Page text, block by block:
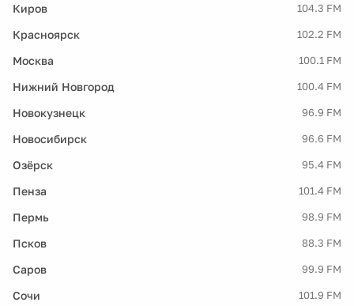
Киров 104.3 FM
Красноярск 102.2 FM
Москва 100.1 FM
Нижний Новгород 100.4 FM
Новокузнецк 96.9 FM
Новосибирск 96.6 FM
Озёрск 95.4 FM
Пенза 101.4 FM
Пермь 98.9 FM
Псков 88.3 FM
Саров 99.9 FM
Сочи 101.9 FM